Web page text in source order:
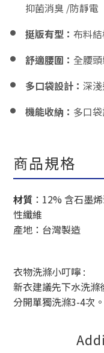
抑菌消臭 /防靜電
挺版有型： 布料
舒適腰圍： 全腰
多口袋設計： 深
機能收納： 多口
商品規格
材質 ： 12% 含石墨
性纖維
產地：台灣製造
衣物洗滌小叮嚀 :
新衣建議先下水洗滌
分開單獨洗滌3-4次。